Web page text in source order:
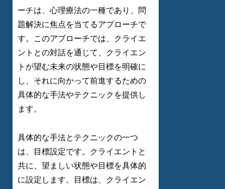
ーチは、心理療法の一種であり、問
題解決に焦点を当てるアプローチで
す。このアプローチでは、クライエ
ントとの対話を通じて、クライエン
トが望む未来の状態や目標を明確に
し、それに向かって前進するための
具体的な手法やテクニックを提供し
ます。
具体的な手法とテクニックの一つ
は、目標設定です。クライエントと
共に、望ましい状態や目標を具体的
に設定します。目標は、クライエン